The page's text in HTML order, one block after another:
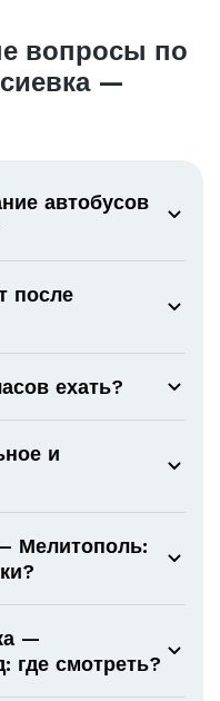
вопросы по
—
автобусов
после
ехать?
и
Мелитополь:
—
где смотреть?